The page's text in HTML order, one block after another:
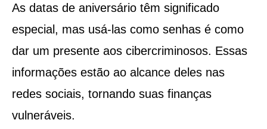
As datas de aniversário têm significado
especial, mas usá-las como senhas é como
dar um presente aos cibercriminosos. Essas
informações estão ao alcance deles nas
redes sociais, tornando suas finanças
vulneráveis.